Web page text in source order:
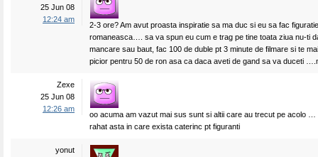
25 Jun 08
12:24 am
2-3 ore? Am avut proasta inspiratie sa ma duc si eu sa fac
romaneasca…. sa va spun eu cum e trag pe tine toata ziua nu-ti
mancare sau baut, fac 100 de duble pt 3 minute de filmare si te
picior pentru 50 de ron asa ca daca aveti de gand sa va duceti
Zexe
25 Jun 08
12:26 am
oo acuma am vazut mai sus sunt si altii care au trecut pe acolo …
rahat asta in care exista caterinc pt figuranti
yonut